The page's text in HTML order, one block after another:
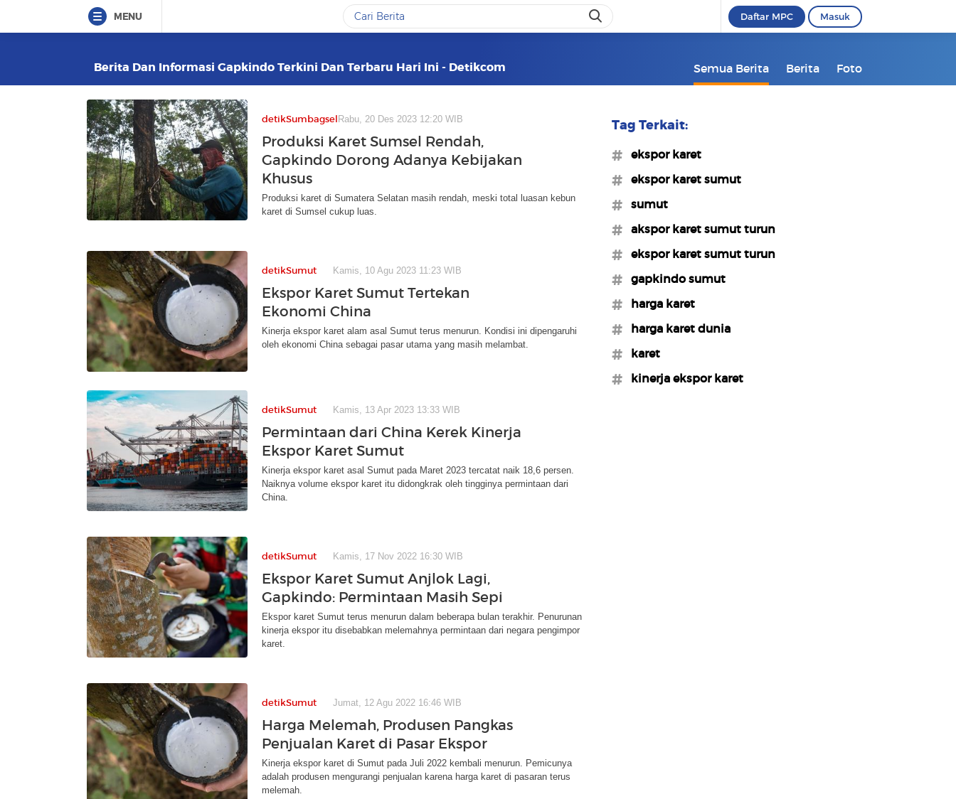
MENU Daftar MPC Masuk
Berita Dan Informasi Gapkindo Terkini Dan Terbaru Hari Ini - Detikcom Semua Berita Berita Foto
detikSumbagsel Rabu, 20 Des 2023 12:20 WIB
Produksi Karet Sumsel Rendah,
Gapkindo Dorong Adanya Kebijakan
Khusus
Produksi karet di Sumatera Selatan masih rendah, meski total luasan kebun
karet di Sumsel cukup luas.
detikSumut Kamis, 10 Agu 2023 11:23 WIB
Ekspor Karet Sumut Tertekan
Ekonomi China
Kinerja ekspor karet alam asal Sumut terus menurun. Kondisi ini dipengaruhi
oleh ekonomi China sebagai pasar utama yang masih melambat.
detikSumut Kamis, 13 Apr 2023 13:33 WIB
Permintaan dari China Kerek Kinerja
Ekspor Karet Sumut
Kinerja ekspor karet asal Sumut pada Maret 2023 tercatat naik 18,6 persen.
Naiknya volume ekspor karet itu didongkrak oleh tingginya permintaan dari
China.
detikSumut Kamis, 17 Nov 2022 16:30 WIB
Ekspor Karet Sumut Anjlok Lagi,
Gapkindo: Permintaan Masih Sepi
Ekspor karet Sumut terus menurun dalam beberapa bulan terakhir. Penurunan
kinerja ekspor itu disebabkan melemahnya permintaan dari negara pengimpor
karet.
detikSumut Jumat, 12 Agu 2022 16:46 WIB
Harga Melemah, Produsen Pangkas
Penjualan Karet di Pasar Ekspor
Kinerja ekspor karet di Sumut pada Juli 2022 kembali menurun. Pemicunya
adalah produsen mengurangi penjualan karena harga karet di pasaran terus
melemah.
Tag Terkait:
#ekspor karet
#ekspor karet sumut
#sumut
#akspor karet sumut turun
#ekspor karet sumut turun
#gapkindo sumut
#harga karet
#harga karet dunia
#karet
#kinerja ekspor karet